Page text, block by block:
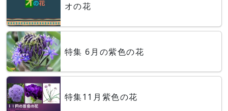
オの花
特集 6月の紫色の花
特集11月紫色の花